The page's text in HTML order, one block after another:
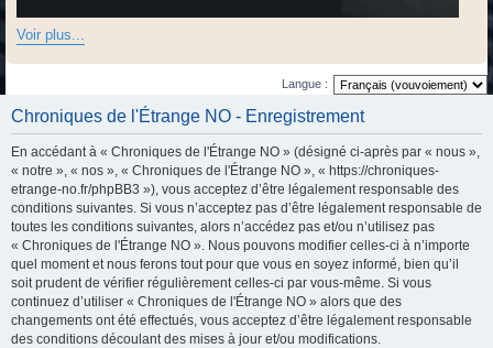
Voir plus...
Langue :
Chroniques de l'Étrange NO - Enregistrement
En accédant à « Chroniques de l'Étrange NO » (désigné ci-après par « nous »,
« notre », « nos », « Chroniques de l'Étrange NO », « https://chroniques-
etrange-no.fr/phpBB3 »), vous acceptez d’être légalement responsable des
conditions suivantes. Si vous n’acceptez pas d’être légalement responsable de
toutes les conditions suivantes, alors n’accédez pas et/ou n’utilisez pas
« Chroniques de l'Étrange NO ». Nous pouvons modifier celles-ci à n’importe
quel moment et nous ferons tout pour que vous en soyez informé, bien qu’il
soit prudent de vérifier régulièrement celles-ci par vous-même. Si vous
continuez d’utiliser « Chroniques de l'Étrange NO » alors que des
changements ont été effectués, vous acceptez d’être légalement responsable
des conditions découlant des mises à jour et/ou modifications.